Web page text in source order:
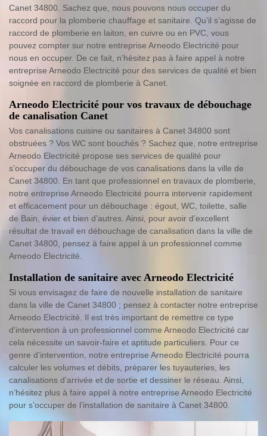
Canet 34800. Sachez que, nous pouvons nous occuper du
raccord pour la plomberie chauffage et sanitaire. Qu’il s’agisse de
raccord de plomberie en laiton, en cuivre ou en PVC, vous
pouvez compter sur notre entreprise Arneodo Electricité pour
nous en occuper. De ce fait, n’hésitez pas à faire appel à notre
entreprise Arneodo Electricité pour des services de qualité et bien
soignée en raccord de plomberie à Canet.
Arneodo Electricité pour vos travaux de débouchage
de canalisation Canet
Vos canalisations cuisine ou sanitaires à Canet 34800 sont
obstruées ? Vos WC sont bouchés ? Sachez que, notre entreprise
Arneodo Electricité propose ses services de qualité pour
s’occuper du débouchage de vos canalisations dans la ville de
Canet 34800. En tant que professionnel en travaux de plomberie,
notre entreprise Arneodo Electricité pourra intervenir rapidement
et efficacement pour un débouchage : égout, WC, toilette, salle
de Bain, évier et bien d’autres. Ainsi, pour avoir d’excellent
résultat de travail en débouchage de canalisation dans la ville de
Canet 34800, pensez à faire appel à un professionnel comme
Arneodo Electricité.
Installation de sanitaire avec Arneodo Electricité
Si vous envisagez de faire de nouvelle installation de sanitaire
dans la ville de Canet 34800 ; pensez à contacter notre entreprise
Arneodo Electricité. Il est très important de remettre ce type
d’intervention à un professionnel comme Arneodo Electricité car
cela nécessite un savoir-faire et aptitude particuliers. Pour ce
genre d’intervention, notre entreprise Arneodo Electricité pourra
calculer les volumes et débits, préparer les tuyauteries, les
canalisations d’arrivée et de sortie et dessiner le réseau. Ainsi,
n’hésitez plus à faire appel à notre entreprise Arneodo Electricité
pour s’occuper de l’installation de sanitaire à Canet 34800.